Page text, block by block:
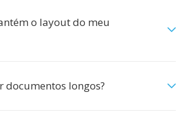
o layout do meu
documentos longos?